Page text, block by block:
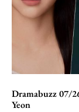
Dramabuzz 07/
Yeon